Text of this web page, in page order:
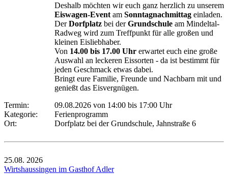
Deshalb möchten wir euch ganz herzlich zu unserem
Eiswagen-Event am Sonntagnachmittag einladen.
DerDorfplatz bei derGrundschule am Mindeltal-
Radweg wird zum Treffpunkt für alle großen und
kleinen Eisliebhaber.
Von 14.00 bis 17.00 Uhr erwartet euch eine große
Auswahl an leckeren Eissorten - da ist bestimmt für
jeden Geschmack etwas dabei.
Bringt eure Familie, Freunde und Nachbarn mit und
genießt das Eisvergnügen.
Termin:
09.08.2026 von 14:00 bis 17:00 Uhr
Kategorie:
Ferienprogramm
Ort:
Dorfplatz bei der Grundschule, Jahnstraße 6
25.08. 2026
Wirtshaussingen im Gasthof Adler